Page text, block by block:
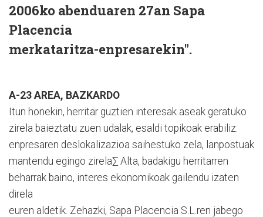
2006ko abenduaren 27an Sapa
Placencia
merkataritza-enpresarekin".
A-23 AREA, BAZKARDO
Itun honekin, herritar guztien interesak aseak geratuko
zirela baieztatu zuen udalak, esaldi topikoak erabiliz:
enpresaren deslokalizazioa saihestuko zela, lanpostuak
mantendu egingo zirela∑ Alta, badakigu herritarren
beharrak baino, interes ekonomikoak gailendu izaten
direla
euren aldetik. Zehazki, Sapa Placencia S.L.ren jabego